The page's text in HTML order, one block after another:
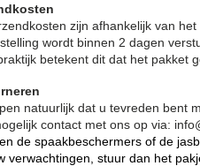
zijn afhankelijk van het
wordt binnen 2 dagen
betekent dit dat het pakket
natuurlijk dat u tevreden bent
contact met ons op via:
de spaakbeschermers of de
verwachtingen, stuur dan het